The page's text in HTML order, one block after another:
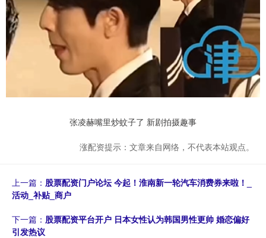
张凌赫嘴里炒蚊子了 新剧拍摄趣事
涨配资提示：文章来自网络，不代表本站观点。
上一篇： 股票配资门户论坛 今起！淮南新一轮汽车消费券来啦！_
活动_补贴_商户
下一篇： 股票配资平台开户 日本女性认为韩国男性更帅 婚恋偏好
引发热议